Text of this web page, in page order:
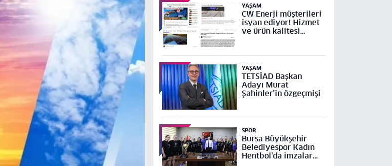
YAŞAM
CW Enerji müşterileri
isyan ediyor! Hizmet
ve ürün kalitesi
YAŞAM
TETSİAD Başkan
Adayı Murat
Şahinler’in özgeçmişi
SPOR
Bursa Büyükşehir
Belediyespor Kadın
Hentbol'da imzalar